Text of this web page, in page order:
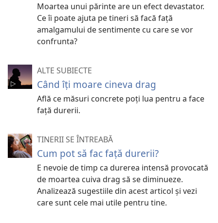
Moartea unui părinte are un efect devastator.
Ce îi poate ajuta pe tineri să facă față
amalgamului de sentimente cu care se vor
confrunta?
ALTE SUBIECTE
Când îți moare cineva drag
Află ce măsuri concrete poți lua pentru a face
față durerii.
TINERII SE ÎNTREABĂ
Cum pot să fac față durerii?
E nevoie de timp ca durerea intensă provocată
de moartea cuiva drag să se diminueze.
Analizează sugestiile din acest articol și vezi
care sunt cele mai utile pentru tine.